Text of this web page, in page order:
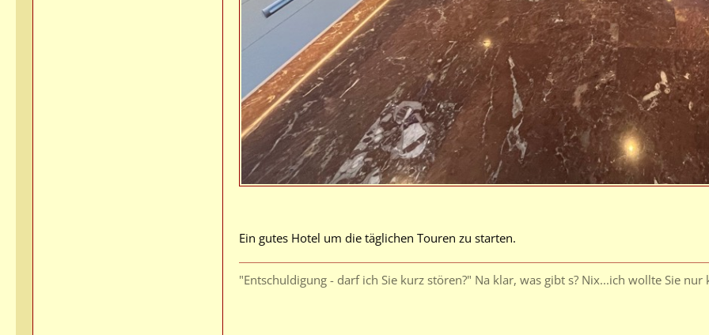
Ein gutes Hotel um die täglichen Touren zu starten.
"Entschuldigung - darf ich Sie kurz stören?" Na klar, was gibt s? Nix...ich wollte Sie nur